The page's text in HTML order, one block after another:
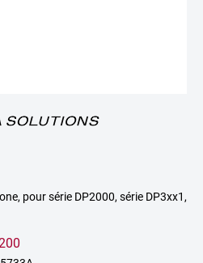
pour série DP2000, série DP3xx1,